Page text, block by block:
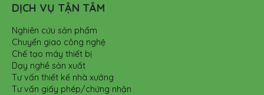
DỊCH VỤ TẬN TÂM
Nghiên cứu sản phẩm
Chuyển giao công nghệ
Chế tạo máy thiết bị
Dạy nghề sản xuất
Tư vấn thiết kế nhà xưởng
Tư vấn giấy phép/chứng nhận